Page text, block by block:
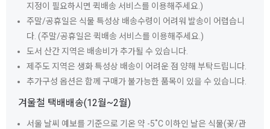
지정이 필요하시면 퀵배송 서비스를 이용해주세요.)
주말/공휴일은 식물 특성상 배송수령이 어려워 발송이 어렵습니
다. (주말/공휴일은 퀵배송 서비스를 이용해주세요.)
도서 산간 지역은 배송비가 추가될 수 있습니다.
제주도 지역은 생화 특성상 배송이 어려운 점 양해 부탁드립니다.
추가구성 옵션은 함께 구매가 불가능한 품목이 있을 수 있습니다.
겨울철 택배배송(12월~2월)
서울 날씨 예보를 기준으로 기온 약 -5˚C 이하인 날은 식물(꽃/관